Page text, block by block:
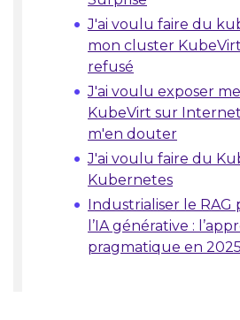
J'ai voulu faire du
mon cluster
refusé
J'ai voulu exposer
KubeVirt sur
m'en douter
J'ai voulu faire du
Kubernetes
Industrialiser le
l’IA générative :
pragmatique en 2025